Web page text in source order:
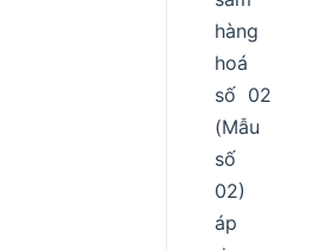
hàng
hoá
số 02
(Mẫu
số
02)
áp